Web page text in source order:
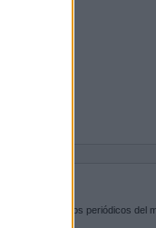
de entrada a los periódicos del